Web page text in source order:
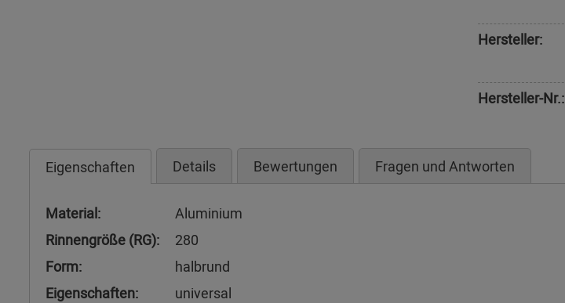
Hersteller:
Hersteller-Nr.:
Eigenschaften Details Bewertungen Fragen und Antworten
Material:
Aluminium
Rinnengröße (RG):
280
Form:
halbrund
Eigenschaften:
universal